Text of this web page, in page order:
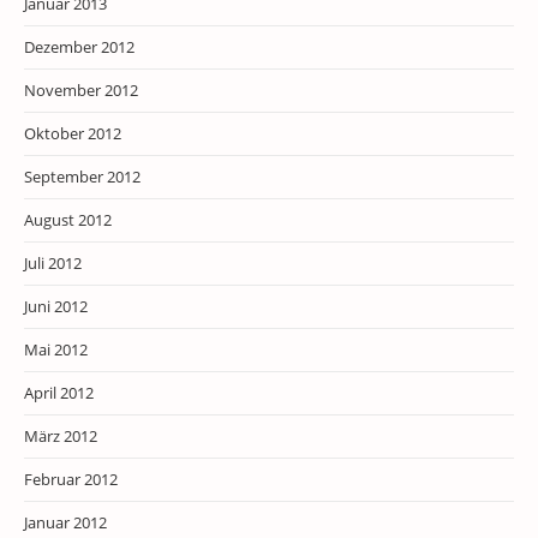
Dezember 2012
November 2012
Oktober 2012
September 2012
August 2012
Juli 2012
Juni 2012
Mai 2012
April 2012
März 2012
Februar 2012
Januar 2012